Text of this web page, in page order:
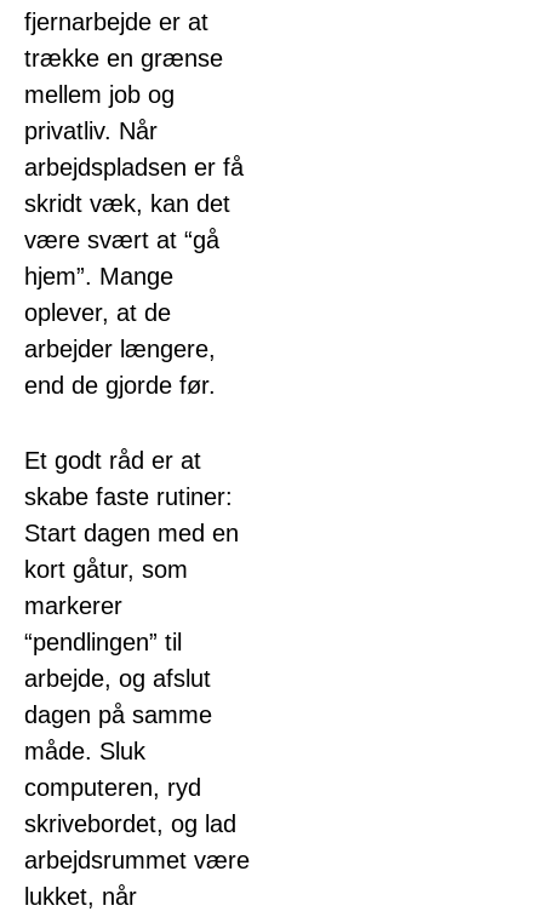
fjernarbejde er at
trække en grænse
mellem job og
privatliv. Når
arbejdspladsen er få
skridt væk, kan det
være svært at “gå
hjem”. Mange
oplever, at de
arbejder længere,
end de gjorde før.
Et godt råd er at
skabe faste rutiner:
Start dagen med en
kort gåtur, som
markerer
“pendlingen” til
arbejde, og afslut
dagen på samme
måde. Sluk
computeren, ryd
skrivebordet, og lad
arbejdsrummet være
lukket, når